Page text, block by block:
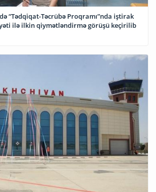
“Tədqiqat-Təcrübə Proqramı”nda iştirak
ilə ilkin qiymətləndirmə görüşü keçirilib